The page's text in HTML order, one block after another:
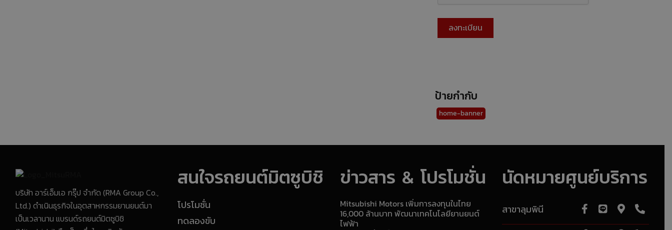
ป้ายกำกับ
home-banner
บริษัท อาร์เอ็มเอ กรุ๊ป จำกัด (RMA Group Co.,
Ltd.) ดำเนินธุรกิจในอุตสาหกรรมยานยนต์มา
เป็นเวลานาน แบรนด์รถยนต์มิตซูบิชิ
สนใจรถยนต์มิตซูบิชิ
โปรโมชั่น
ทดลองขับ
ข่าวสาร & โปรโมชั่น
Mitsubishi Motors เพิ่มการลงทุนในไทย
16,000 ล้านบาท พัฒนาเทคโนโลยียานยนต์
ไฟฟ้า
นัดหมายศูนย์บริการ
สาขาลุมพินี